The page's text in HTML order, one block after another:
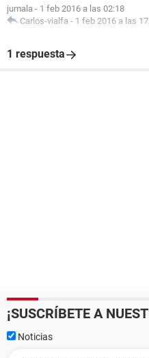
jumala - 1 feb 2016 a las 02:18
Carlos-vialfa - 1 feb 2016 a las
1 respuesta
¡SUSCRÍBETE A
Noticias